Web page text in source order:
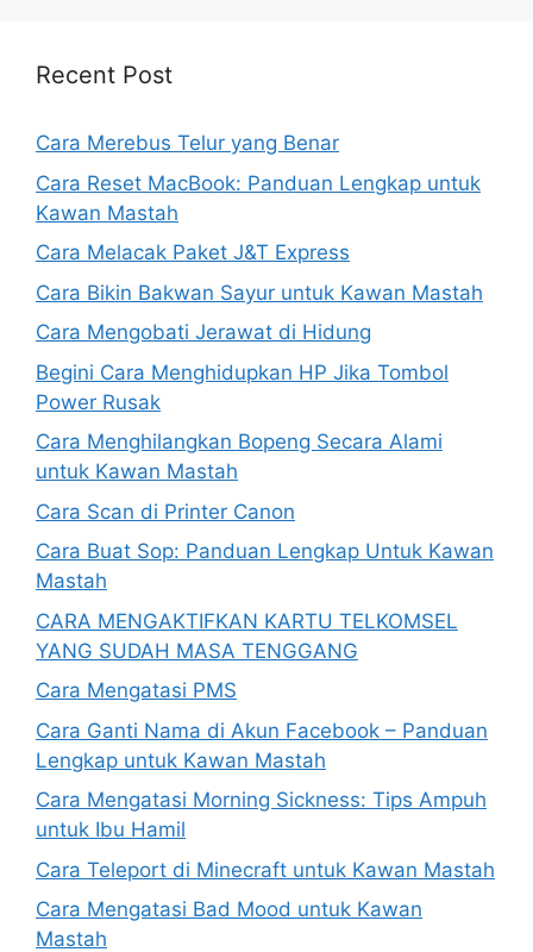
Recent Post
Cara Merebus Telur yang Benar
Cara Reset MacBook: Panduan Lengkap untuk
Kawan Mastah
Cara Melacak Paket J&T Express
Cara Bikin Bakwan Sayur untuk Kawan Mastah
Cara Mengobati Jerawat di Hidung
Begini Cara Menghidupkan HP Jika Tombol
Power Rusak
Cara Menghilangkan Bopeng Secara Alami
untuk Kawan Mastah
Cara Scan di Printer Canon
Cara Buat Sop: Panduan Lengkap Untuk Kawan
Mastah
CARA MENGAKTIFKAN KARTU TELKOMSEL
YANG SUDAH MASA TENGGANG
Cara Mengatasi PMS
Cara Ganti Nama di Akun Facebook – Panduan
Lengkap untuk Kawan Mastah
Cara Mengatasi Morning Sickness: Tips Ampuh
untuk Ibu Hamil
Cara Teleport di Minecraft untuk Kawan Mastah
Cara Mengatasi Bad Mood untuk Kawan
Mastah